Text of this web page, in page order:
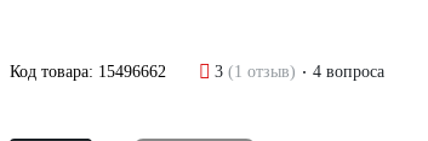
Код товара: 15496662 3 (1 отзыв) 4 вопроса